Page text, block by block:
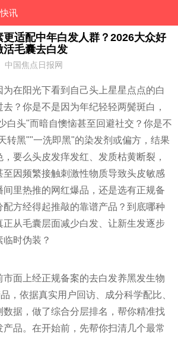
讯
适配中年白发人群？2026大众好
活毛囊去白发
中国焦点日报网
为在阳光下看到自己头上星星点点的白
？你是不是因为年纪轻轻两鬓斑白，
白头"而暗自懊恼甚至回避社交？你是不
转黑""一洗即黑"的染发剂或偏方，结果
要么头皮发痒发红、发质枯黄断裂，
至因频繁接触刺激性物质导致头皮敏感
间里热推的网红爆品，还是选有正规备
方经得起推敲的靠谱产品？到底哪种
正从毛囊层面减少白发、让新生发逐步
时伪装？
市面上经正规备案的去白发养黑发生物
，依据真实用户回访、成分科学配比、
数据，做了综合分层排名，帮你精准找
品。在开始前，先帮你扫清几个最常